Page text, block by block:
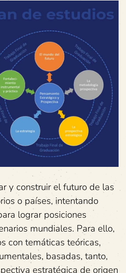
y construir el futuro de las
o países, intentando
lograr posiciones
mundiales. Para ello,
con temáticas teóricas,
basadas, tanto,
estratégica de origen